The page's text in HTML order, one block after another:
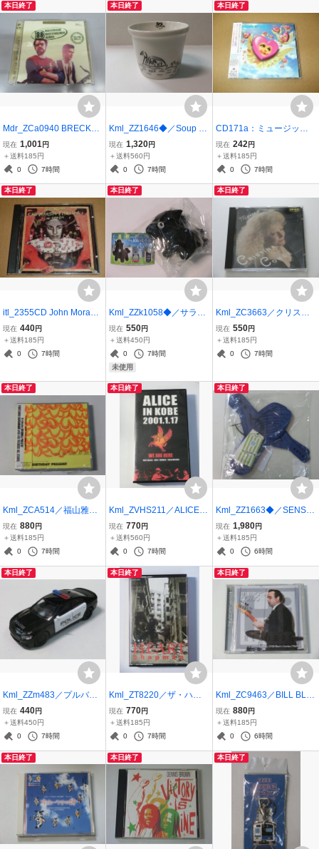
本日終了
Mdr_ZCa0940 BRECKER
BROTHERS BAND/USA
TOUR1976-77 2CD
現在 1,001 円
＋送料185円
0
7時間
本日終了
Kml_ZZ1646◆／Soup St
ock Tokyo スープストッ
ク 2022 イヤーカップ
「SSカップ」（未使用
現在 1,320円
＋送料560円
0
7時間
本日終了
CD171a：ミュージッ
ク・オブ・ラヴ
現在 242 円
＋送料185円
0
7時間
本日終了
itl_2355CD John Moran/T
he Manson Family: An Op
era
現在 440円
＋送料185円
0
7時間
本日終了
Kml_ZZk1058◆／サラブ
レッドコレクション ぷち
ぬいぐるみ５「イクイノ
ックス」 カプセルトイ
【未開封】
現在 550円
＋送料450円
0
7時間
未使用
本日終了
Kml_ZC3663／クリステ
ィーナ・コンデ CRISTIN
A CONDE：メンサーヘ
（メッセージ） MENSAJ
現在 550円
＋送料185円
0
7時間
本日終了
Kml_ZCA514／福山雅
治：BIRTHDAY PRESEN
T（未開封2CD）
現在 880円
＋送料185円
0
7時間
本日終了
Kml_ZVHS211／ALICE I
N KOBE 2001.1.17 アリ
ス・復活ライブ 【VHS】
動作未確認
現在 770円
＋送料560円
0
7時間
本日終了
Kml_ZZ1663◆／SENSI
トリップサンダル PRO
NT（ブルー、23～23.5セ
ンチ）未使用
現在 1,980円
＋送料185円
0
6時間
本日終了
Kml_ZZm483／プルバッ
クミニカー Welly：201
6 ダッジ・チャージャー
R/T パトカー
現在 440円
＋送料450円
0
7時間
本日終了
Kml_ZT8220／ザ・ハー
ト：チャップマン （カセ
ットテープ 動作確認済
み）
現在 770円
＋送料185円
0
7時間
本日終了
Kml_ZC9463／BILL BLA
CK’S COMBO：Hi Rollin'
- The Story Of Bill Black's
Combo（1960-65） （輸
現在 880円
＋送料185円
0
6時間
本日終了 本日終了 本日終了